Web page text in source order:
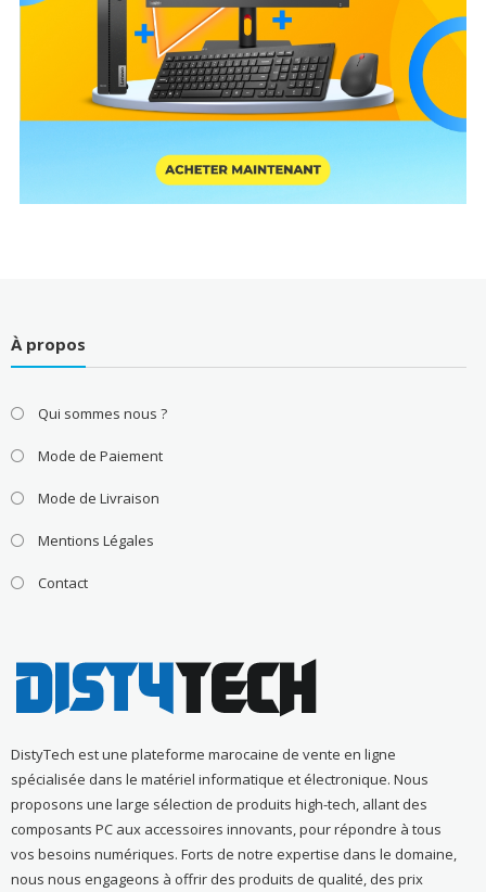
À propos
Qui sommes nous ?
Mode de Paiement
Mode de Livraison
Mentions Légales
Contact
DistyTech est une plateforme marocaine de vente en ligne
spécialisée dans le matériel informatique et électronique. Nous
proposons une large sélection de produits high-tech, allant des
composants PC aux accessoires innovants, pour répondre à tous
vos besoins numériques. Forts de notre expertise dans le domaine,
nous nous engageons à offrir des produits de qualité, des prix